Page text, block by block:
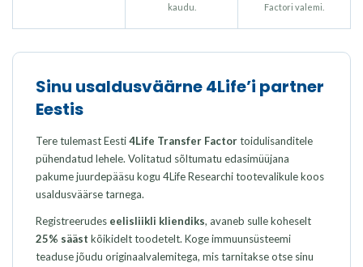
kaudu.
Factori valemi.
Sinu usaldusväärne 4Life’i partner
Eestis
Tere tulemast Eesti4Life Transfer Factortoidulisanditele
pühendatud lehele. Volitatud sõltumatu edasimüüjana
pakume juurdepääsu kogu 4Life Researchi tootevalikule koos
usaldusväärse tarnega.
Registreerudes eelisliikli kliendiks, avaneb sulle koheselt
25% sääst kõikidelt toodetelt. Koge immuunsüsteemi
teaduse jõudu originaalvalemitega, mis tarnitakse otse sinu